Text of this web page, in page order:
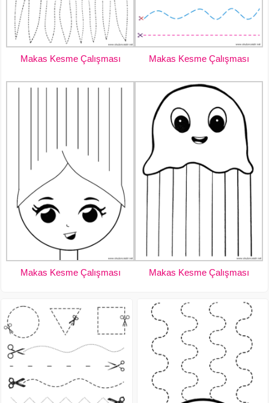
Makas Kesme Çalışması Makas Kesme Çalışması
Makas Kesme Çalışması Makas Kesme Çalışması